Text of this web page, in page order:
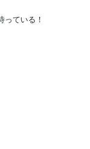
ている！